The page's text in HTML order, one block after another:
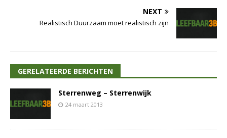
NEXT
Realistisch Duurzaam moet realistisch zijn
GERELATEERDE BERICHTEN
Sterrenweg – Sterrenwijk
24 maart 2013